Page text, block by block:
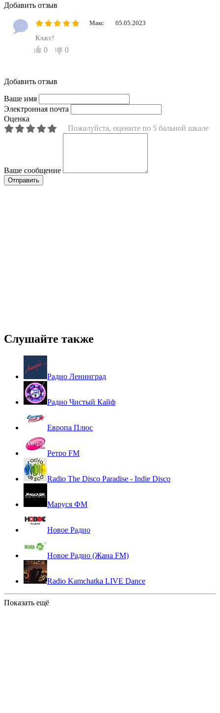
Добавить отзыв
Макс 05.05.2023
Класс!
0 0
Добавить отзыв
Ваше имя
Электронная почта
Оценка
Пожалуйста, оцените по 5 бальной шкале
Ваше сообщение
Слушайте также
Радио Ленинград
Радио Чистый Кайф
Европа Плюс
Ретро FM
Radio The Disco Paradise - Indie Disco
Маруся ФМ
Новое Радио
Новое Радио (Жана FM)
Radio Kamchatka LIVE Dance
Показать ещё